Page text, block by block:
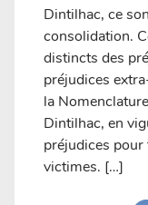
Dintilhac, ce
consolidation.
distincts des
préjudices
la
Dintilhac, en
préjudices pour
victimes. […]